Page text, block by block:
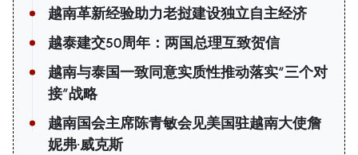
越南革新经验助力老挝建设独立自主经济
越泰建交50周年：两国总理互致贺信
越南与泰国一致同意实质性推动落实“三个对
接”战略
越南国会主席陈青敏会见美国驻越南大使詹
妮弗·威克斯